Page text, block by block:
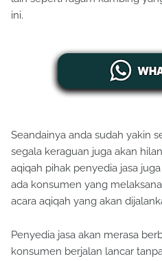
ini.
Seandainya anda sudah yakin
segala keraguan juga akan
aqiqah pihak penyedia jasa
ada konsumen yang
acara aqiqah yang akan
Penyedia jasa akan merasa
konsumen berjalan lancar